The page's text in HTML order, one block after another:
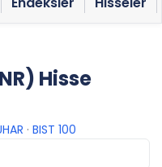
Hisse
· BIST 100